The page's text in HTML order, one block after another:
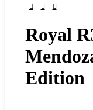
Royal
Edition